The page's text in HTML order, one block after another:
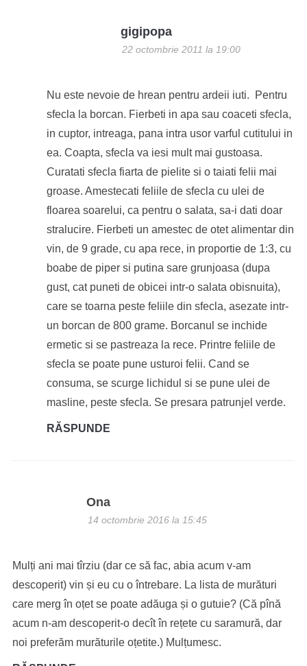
gigipopa
22 octombrie 2011 la 19:00
Nu este nevoie de hrean pentru ardeii iuti. Pentru
sfecla la borcan. Fierbeti in apa sau coaceti sfecla,
in cuptor, intreaga, pana intra usor varful cutitului in
ea. Coapta, sfecla va iesi mult mai gustoasa.
Curatati sfecla fiarta de pielite si o taiati felii mai
groase. Amestecati feliile de sfecla cu ulei de
floarea soarelui, ca pentru o salata, sa-i dati doar
stralucire. Fierbeti un amestec de otet alimentar din
vin, de 9 grade, cu apa rece, in proportie de 1:3, cu
boabe de piper si putina sare grunjoasa (dupa
gust, cat puneti de obicei intr-o salata obisnuita),
care se toarna peste feliile din sfecla, asezate intr-
un borcan de 800 grame. Borcanul se inchide
ermetic si se pastreaza la rece. Printre feliile de
sfecla se poate pune usturoi felii. Cand se
consuma, se scurge lichidul si se pune ulei de
masline, peste sfecla. Se presara patrunjel verde.
RĂSPUNDE
Ona
14 octombrie 2016 la 15:45
Mulți ani mai tîrziu (dar ce să fac, abia acum v-am
descoperit) vin și eu cu o întrebare. La lista de murături
care merg în oțet se poate adăuga și o gutuie? (Că pînă
acum n-am descoperit-o decît în rețete cu saramură, dar
noi preferăm murăturile oțetite.) Mulțumesc.